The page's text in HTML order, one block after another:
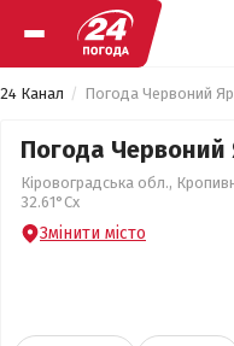
24 Канал Погода Червоний Яр
Погода Червоний
Кіровоградська обл.,
32.61°Сх
Змінити місто